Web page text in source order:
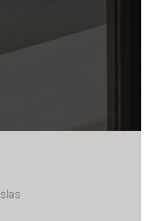
Islas